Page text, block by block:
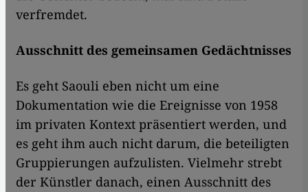
verfremdet.
Ausschnitt des gemeinsamen Gedächtnisses
Es geht Saouli eben nicht um eine
Dokumentation wie die Ereignisse von 1958
im privaten Kontext präsentiert werden, und
es geht ihm auch nicht darum, die beteiligten
Gruppierungen aufzulisten. Vielmehr strebt
der Künstler danach, einen Ausschnitt des